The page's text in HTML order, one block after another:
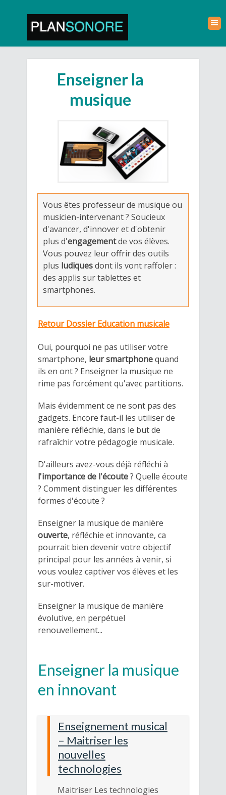
Enseigner la
musique
Vous êtes professeur de musique ou
musicien-intervenant ? Soucieux
d'avancer, d'innover et d'obtenir
plus d'engagementde vos élèves.
Vous pouvez leur offrir des outils
plus ludiquesdont ils vont raffoler :
des applis sur tablettes et
smartphones.
Retour Dossier Education musicale
Oui, pourquoi ne pas utiliser votre
smartphone, leur smartphonequand
ils en ont ? Enseigner la musique ne
rime pas forcément qu'avec partitions.
Mais évidemment ce ne sont pas des
gadgets. Encore faut-il les utiliser de
manière réfléchie, dans le but de
rafraîchir votre pédagogie musicale.
D'ailleurs avez-vous déjà réfléchi à
l'importance de l'écoute? Quelle écoute
? Comment distinguer les différentes
formes d'écoute ?
Enseigner la musique de manière
ouverte, réfléchie et innovante, ca
pourrait bien devenir votre objectif
principal pour les années à venir, si
vous voulez captiver vos élèves et les
sur-motiver.
Enseigner la musique de manière
évolutive, en perpétuel
renouvellement...
Enseigner la musique
en innovant
Enseignement musical
– Maitriser les
nouvelles
technologies
Maitriser Les technologies